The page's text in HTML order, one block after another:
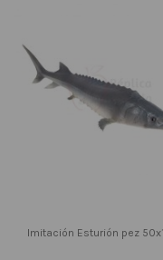
Imitación Esturión pez